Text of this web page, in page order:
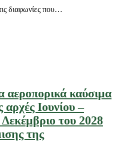
διαφωνίες που…
αεροπορικά καύσιμα
αρχές Ιουνίου –
του 2028
της